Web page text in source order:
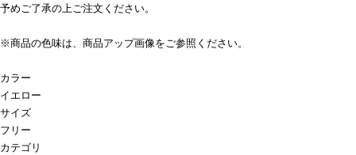
予めご了承の上ご注文ください。
※商品の色味は、商品アップ画像をご参照ください。
カラー
イエロー
サイズ
フリー
カテゴリ